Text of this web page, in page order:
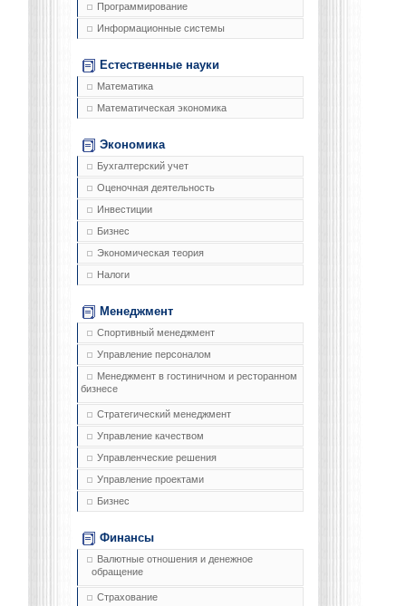
Программирование
Информационные системы
Естественные науки
Математика
Математическая экономика
Экономика
Бухгалтерский учет
Оценочная деятельность
Инвестиции
Бизнес
Экономическая теория
Налоги
Менеджмент
Спортивный менеджмент
Управление персоналом
Менеджмент в гостиничном и ресторанном
бизнесе
Стратегический менеджмент
Управление качеством
Управленческие решения
Управление проектами
Бизнес
Финансы
Валютные отношения и денежное
обращение
Страхование